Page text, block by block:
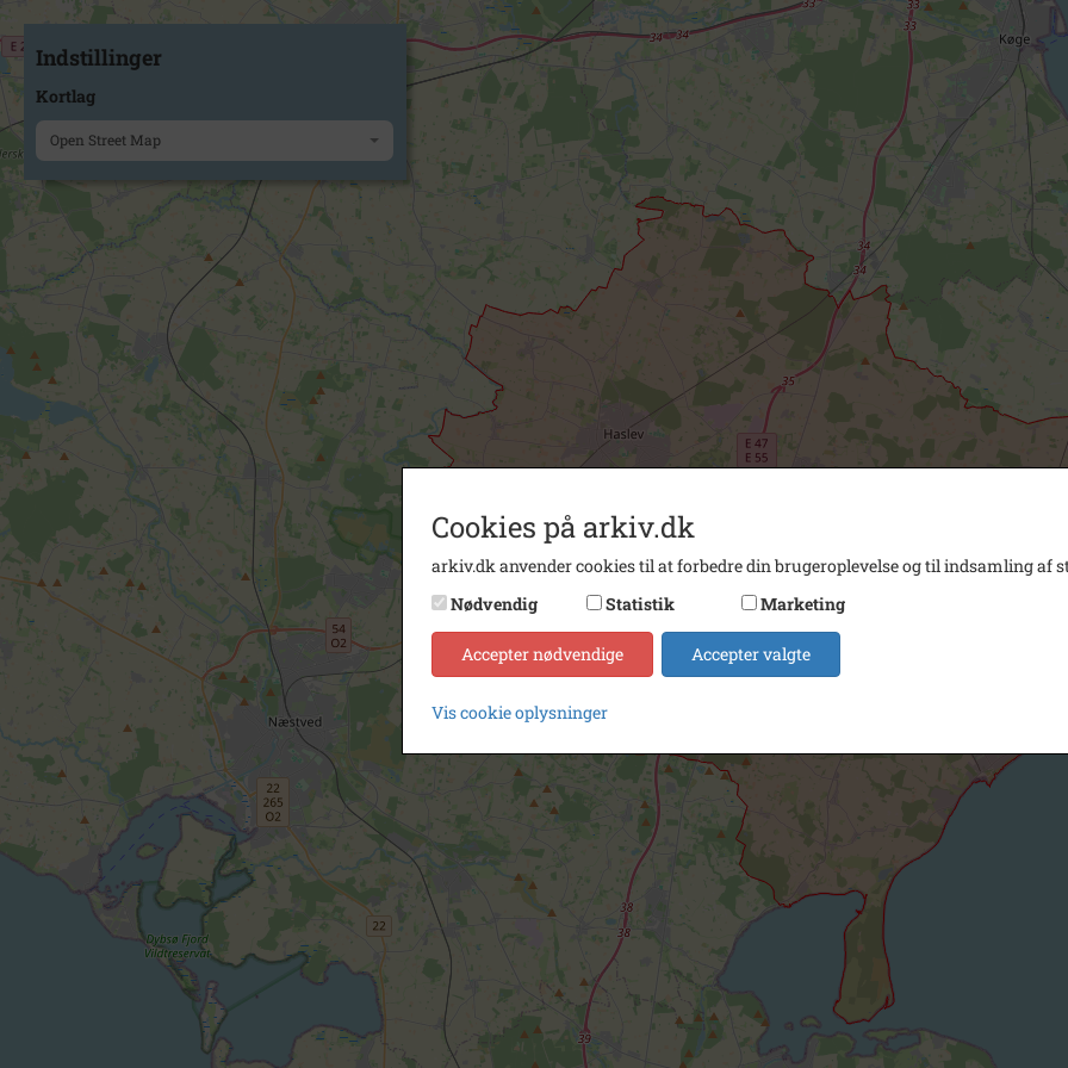
Indstillinger
Kortlag
Open Street Map
Cookies på arkiv.dk
arkiv.dk anvender cookies til at forbedre din brugeroplevelse og til indsamling af
Nødvendig
Statistik Marketing
Accepter nødvendige Accepter valgte
Vis cookie oplysninger